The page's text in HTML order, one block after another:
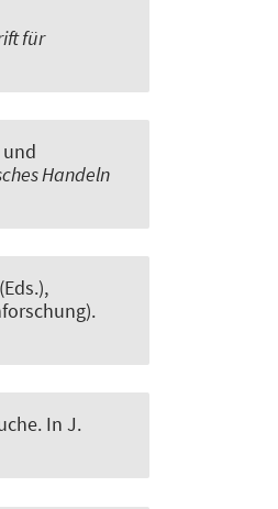
für
Handeln
. In J.